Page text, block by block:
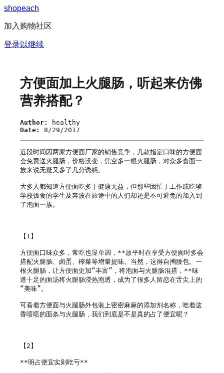
shopeach
加入购物社区
登录以继续
方便面加上火腿肠，听起来仿佛
营养搭配？
Author:
healthy
Date:
8/29/2017
近段时间因两家方便面厂家的销售竞争，几款指定口味的方便面
会免费送火腿肠，价格没变，凭空多一根火腿肠，对众多食面一
族来说无疑又多了几分诱惑。
大多人都知道方便面吃多于健康无益，但那些因忙于工作或吃够
学校饭食的学生及奔波在旅途中的人们却还是不可避免的加入到
了泡面一族。
【1】
方便面口味众多，常吃也显单调，**故平时在享受方便面时多会
搭配火腿肠、卤蛋、榨菜等增量提味。当然，这得自掏腰包。一
根火腿肠，让方便面更加“丰富”，将泡面与火腿肠混搭，**味
道十足的面汤将火腿肠浸热泡透，成为了很多人留恋在舌尖上的
“美味”。
可看着方便面与火腿肠外包装上密密麻麻的添加剂名称，吃着这
香喷喷的面条与火腿肠，我们到底是不是真的占了便宜呢？
【2】
**明占便宜实则吃亏**